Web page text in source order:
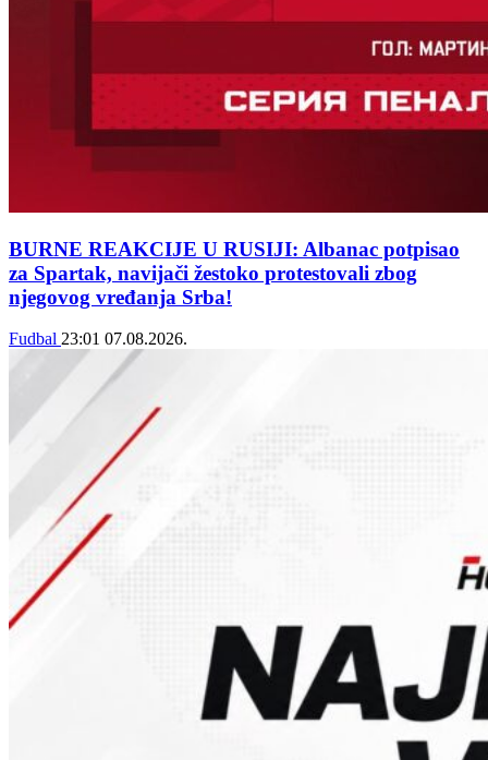
BURNE REAKCIJE U RUSIJI: Albanac potpisao
za Spartak, navijači žestoko protestovali zbog
njegovog vređanja Srba!
Fudbal 23:01 07.08.2026.